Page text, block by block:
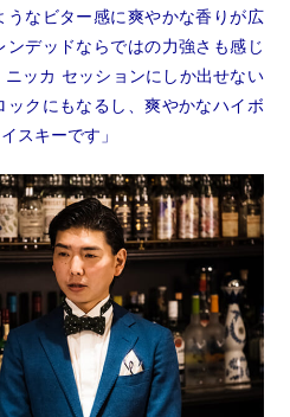
うなビター感に爽やかな香りが広
デッドならではの力強さも感じ
ッカ セッションにしか出せない
クにもなるし、爽やかなハイボ
スキーです」